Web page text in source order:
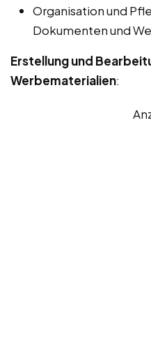
Organisation und
Dokumenten und
Erstellung und
Werbematerialien: